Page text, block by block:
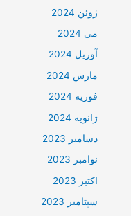
ژوئن 2024
می 2024
آوریل 2024
مارس 2024
فوریه 2024
ژانویه 2024
دسامبر 2023
نوامبر 2023
اکتبر 2023
سپتامبر 2023